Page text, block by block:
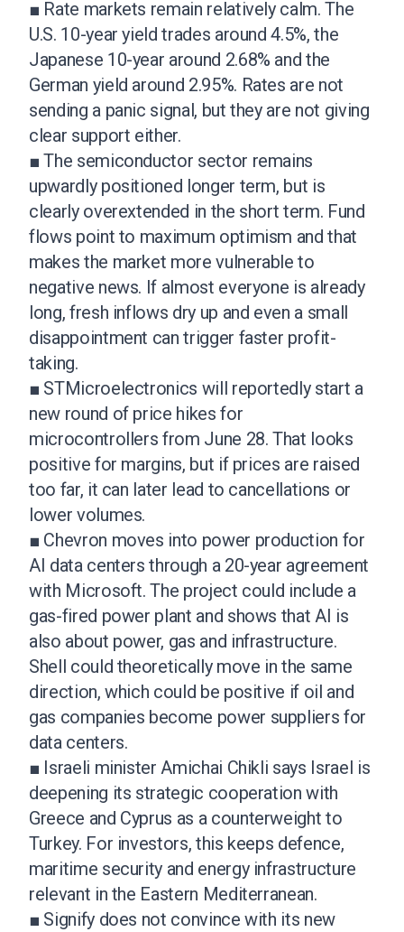
■ Rate markets remain relatively calm. The
U.S. 10-year yield trades around 4.5%, the
Japanese 10-year around 2.68% and the
German yield around 2.95%. Rates are not
sending a panic signal, but they are not giving
clear support either.
■ The semiconductor sector remains
upwardly positioned longer term, but is
clearly overextended in the short term. Fund
flows point to maximum optimism and that
makes the market more vulnerable to
negative news. If almost everyone is already
long, fresh inflows dry up and even a small
disappointment can trigger faster profit-
taking.
■ STMicroelectronics will reportedly start a
new round of price hikes for
microcontrollers from June 28. That looks
positive for margins, but if prices are raised
too far, it can later lead to cancellations or
lower volumes.
■ Chevron moves into power production for
AI data centers through a 20-year agreement
with Microsoft. The project could include a
gas-fired power plant and shows that AI is
also about power, gas and infrastructure.
Shell could theoretically move in the same
direction, which could be positive if oil and
gas companies become power suppliers for
data centers.
■ Israeli minister Amichai Chikli says Israel is
deepening its strategic cooperation with
Greece and Cyprus as a counterweight to
Turkey. For investors, this keeps defence,
maritime security and energy infrastructure
relevant in the Eastern Mediterranean.
■ Signify does not convince with its new